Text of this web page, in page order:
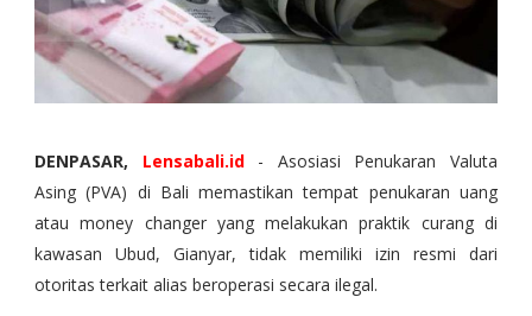
DENPASAR, Lensabali.id
- Asosiasi Penukaran Valuta
Asing (PVA) di Bali memastikan tempat penukaran uang
atau money changer yang melakukan praktik curang di
kawasan Ubud, Gianyar, tidak memiliki izin resmi dari
otoritas terkait alias beroperasi secara ilegal.